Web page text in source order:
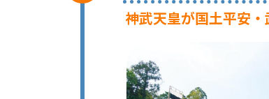
神武天皇が国土平安